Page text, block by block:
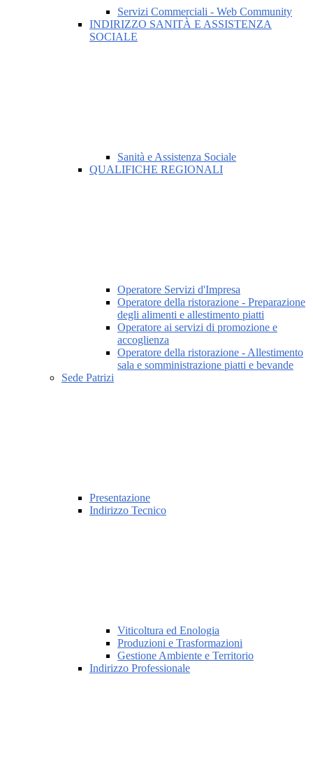
Servizi Commerciali - Web Community
INDIRIZZO SANITÀ E ASSISTENZA
SOCIALE
Sanità e Assistenza Sociale
QUALIFICHE REGIONALI
Operatore Servizi d'Impresa
Operatore della ristorazione - Preparazione
degli alimenti e allestimento piatti
Operatore ai servizi di promozione e
accoglienza
Operatore della ristorazione - Allestimento
sala e somministrazione piatti e bevande
Sede Patrizi
Presentazione
Indirizzo Tecnico
Viticoltura ed Enologia
Produzioni e Trasformazioni
Gestione Ambiente e Territorio
Indirizzo Professionale